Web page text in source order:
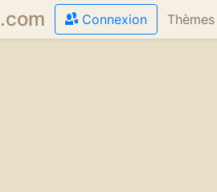
.com Connexion Thèmes